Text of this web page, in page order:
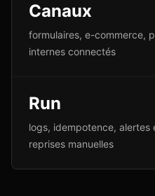
Canaux
formulaires, e-commerce,
internes connectés
Run
logs, idempotence, alertes
reprises manuelles